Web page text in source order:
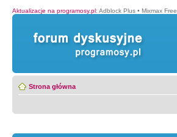
Aktualizacje na programosy.pl: Adblock Plus • Mixmax Free
Strona główna